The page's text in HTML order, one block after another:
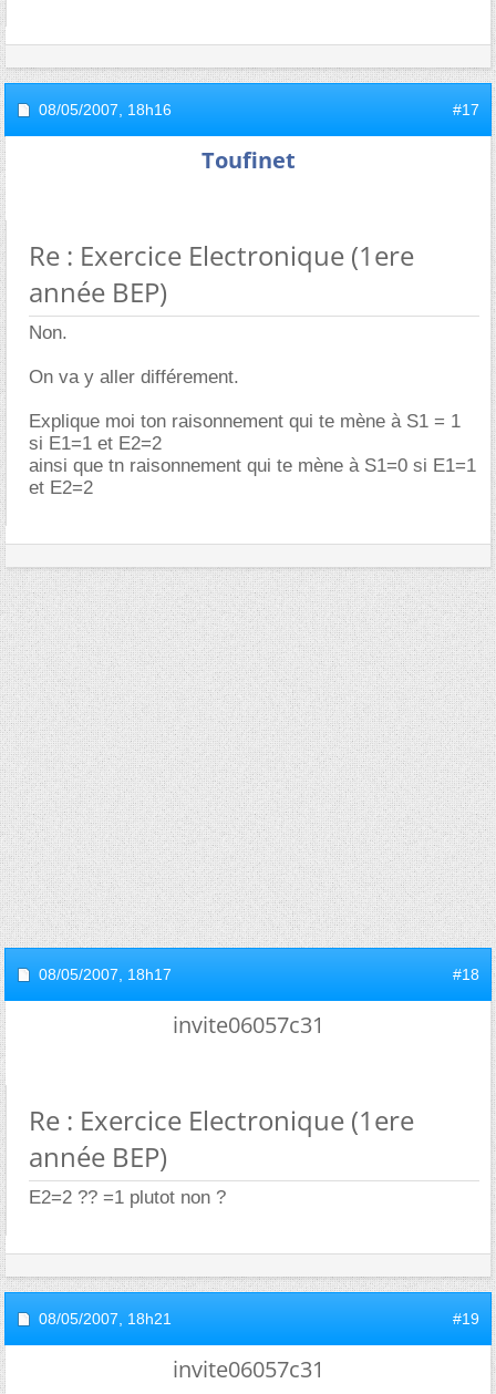
08/05/2007, 18h16 #17
Toufinet
Re : Exercice Electronique (1ere
année BEP)
Non.
On va y aller différement.
Explique moi ton raisonnement qui te mène à S1 = 1
si E1=1 et E2=2
ainsi que tn raisonnement qui te mène à S1=0 si E1=1
et E2=2
08/05/2007, 18h17 #18
invite06057c31
Re : Exercice Electronique (1ere
année BEP)
E2=2 ?? =1 plutot non ?
08/05/2007, 18h21 #19
invite06057c31